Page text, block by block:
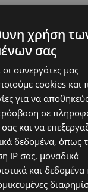
χρήση
σας
οι συνεργάτες μας
cookies και
για να
σε
και να
δεδομένα, όπως
IP σας, μοναδικά
και δεδομένα